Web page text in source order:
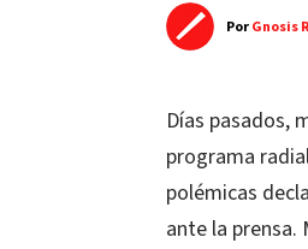
PorGnosis
Días pasados,
programa
polémicas
ante la